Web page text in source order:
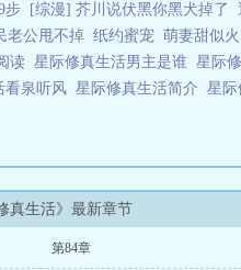
步 [综漫] 芥川说伏黑你黑犬掉了
老公甩不掉 纸约蜜宠 萌妻甜似
读 星际修真生活男主是谁 星际
看泉听风 星际修真生活简介 星际
真生活》最新章节
第84章